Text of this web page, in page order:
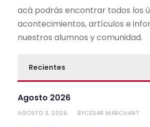
acá podrás encontrar todos los
acontecimientos, artículos e
nuestros alumnos y comunidad.
Recientes
Agosto 2026
AGOSTO 3, 2026 BYCESAR MARCHANT